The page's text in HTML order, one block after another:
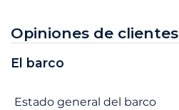
Opiniones de clientes
El barco
Nombre del criterio Nota
Estado general del barco